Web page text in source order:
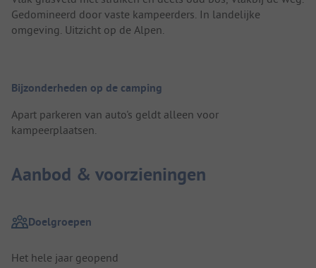
Gedomineerd door vaste kampeerders. In landelijke
omgeving. Uitzicht op de Alpen.
Bijzonderheden op de camping
Apart parkeren van auto's geldt alleen voor
kampeerplaatsen.
Aanbod & voorzieningen
Doelgroepen
Het hele jaar geopend